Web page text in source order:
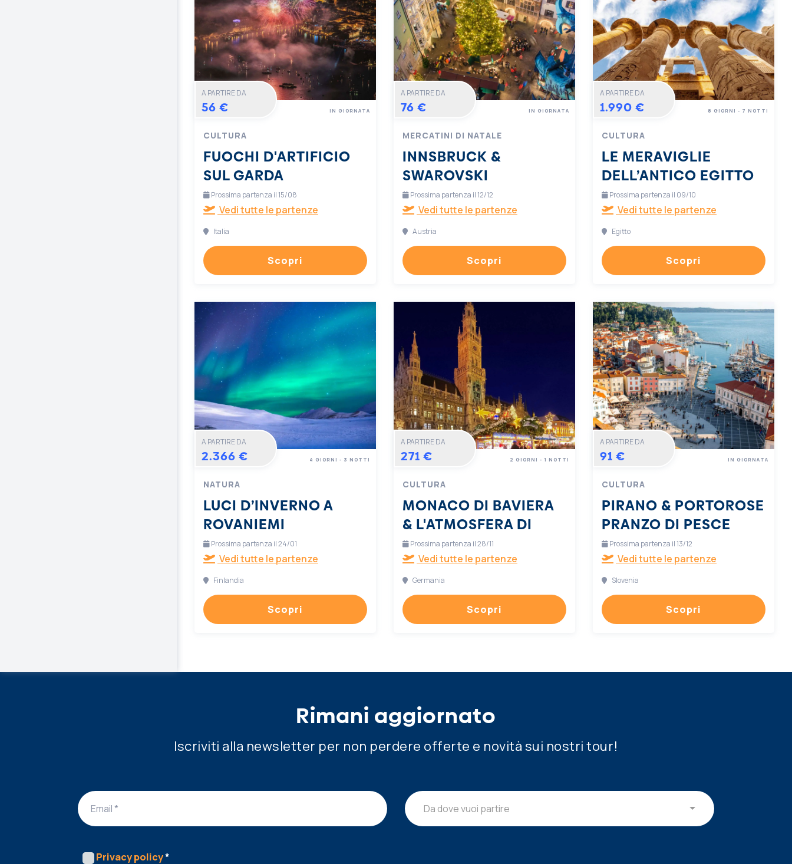
A PARTIRE DA
56 €
CULTURA
FUOCHI D'ARTIFICIO
SUL GARDA
IN GIORNATA
Prossima partenza il 15/08
Vedi tutte le partenze
Italia
Scopri
A PARTIRE DA
76 €
MERCATINI DI NATALE
INNSBRUCK &
SWAROVSKI
IN GIORNATA
Prossima partenza il 12/12
Vedi tutte le partenze
Austria
Scopri
A PARTIRE DA
1.990 €
CULTURA
LE MERAVIGLIE
DELL’ANTICO EGITTO
8 GIORNI - 7 NOTTI
Prossima partenza il 09/10
Vedi tutte le partenze
Egitto
Scopri
A PARTIRE DA
2.366 €
NATURA
LUCI D’INVERNO A
ROVANIEMI
4 GIORNI - 3 NOTTI
Prossima partenza il 24/01
Vedi tutte le partenze
Finlandia
Scopri
A PARTIRE DA
271 €
CULTURA
MONACO DI BAVIERA
& L'ATMOSFERA DI
NATALE
2 GIORNI - 1 NOTTI
Prossima partenza il 28/11
Vedi tutte le partenze
Germania
Scopri
A PARTIRE DA
91 €
CULTURA
PIRANO & PORTOROSE
PRANZO DI PESCE
IN GIORNATA
Prossima partenza il 13/12
Vedi tutte le partenze
Slovenia
Scopri
Rimani aggiornato
Iscriviti alla newsletter per non perdere offerte e novità sui nostri tour!
Da dove vuoi partire
Privacy policy*